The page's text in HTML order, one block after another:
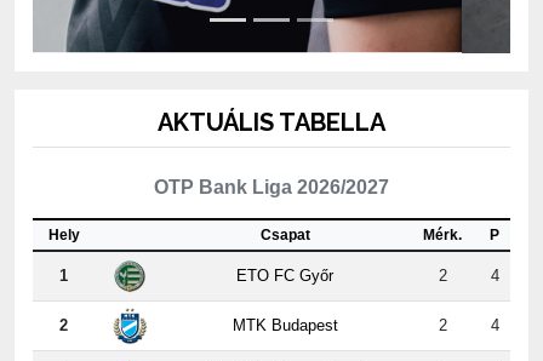
OTP Bank Liga 2026/2027
Csapat
1 ETO FC Győr 2 4
2 MTK Budapest 2 4
3 Kisvárda Master Good 2 4